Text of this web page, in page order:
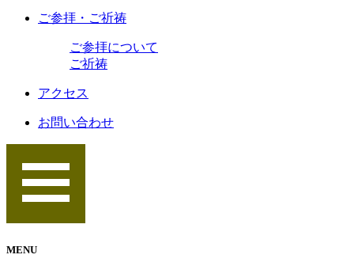
ご参拝・ご祈祷
ご参拝について
ご祈祷
アクセス
お問い合わせ
MENU